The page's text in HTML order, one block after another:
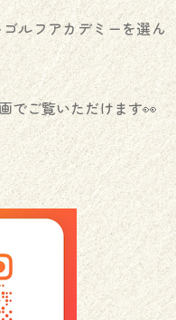
ルフアカデミーを選ん
でご覧いただけます👀